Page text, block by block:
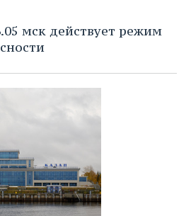
мск действует режим